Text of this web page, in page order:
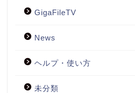
GigaFileTV
News
ヘルプ・使い方
未分類